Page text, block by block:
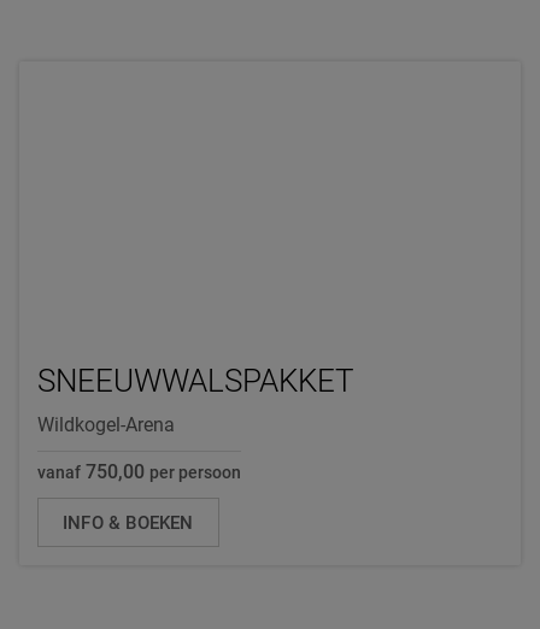
SNEEUWWALSPAKKET
Wildkogel-Arena
vanaf 750,00 per persoon
INFO & BOEKEN